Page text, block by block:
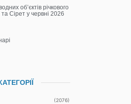
об’єктів річкового
Сірет у червні 2026
(2076)